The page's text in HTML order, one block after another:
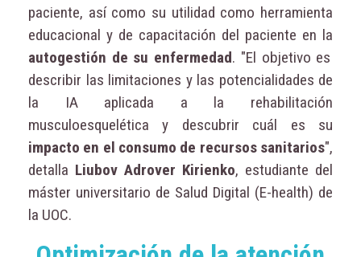
paciente, así como su utilidad como herramienta
educacional y de capacitación del paciente en la
autogestión de su enfermedad. "El objetivo es
describir las limitaciones y las potencialidades de
la IA aplicada a la rehabilitación
musculoesquelética y descubrir cuál es su
impacto en el consumo de recursos sanitarios",
detalla Liubov Adrover Kirienko, estudiante del
máster universitario de Salud Digital (E-health) de
la UOC.